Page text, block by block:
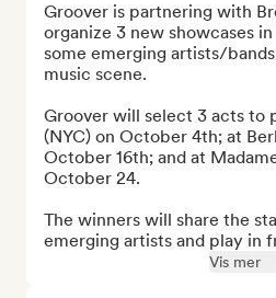
Groover is partnering with
organize 3 new showcases
some emerging artists/
music scene.
Groover will select 3 acts to
(NYC) on October 4th; at
October 16th; and at
October 24.
The winners will share the
emerging artists and play in
Vis mer